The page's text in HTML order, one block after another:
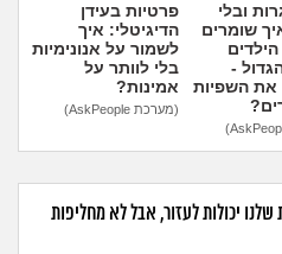
בין הסדינים
חיות מחמד
יוקר המחיה
גאווה
ובלי
שומרים
-
את השפיות
פרטיות בעידן
הדיגיטלי: איך
לשמור על אנונימיות
בלי לוותר על
אמינות?
(מערכת AskPeople)
יכולות לעזור, אבל לא מחליפות